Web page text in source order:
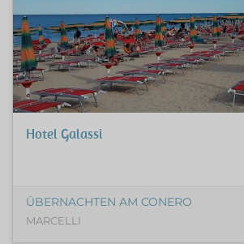
Hotel Galassi
ÜBERNACHTEN AM CONERO
MARCELLI